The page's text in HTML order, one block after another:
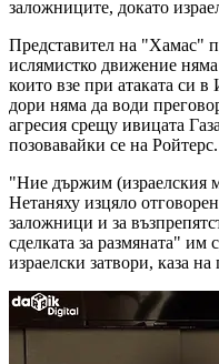
заложниците, докато
Представител на "Хамас"
ислямистко движение
които взе при атаката си
дори няма да води
агресия срещу ивицата
позовавайки се на Ройтерс.
"Ние държим (израелския
Нетаняху изцяло
заложници и за
сделката за размяната"
израелски затвори, каза